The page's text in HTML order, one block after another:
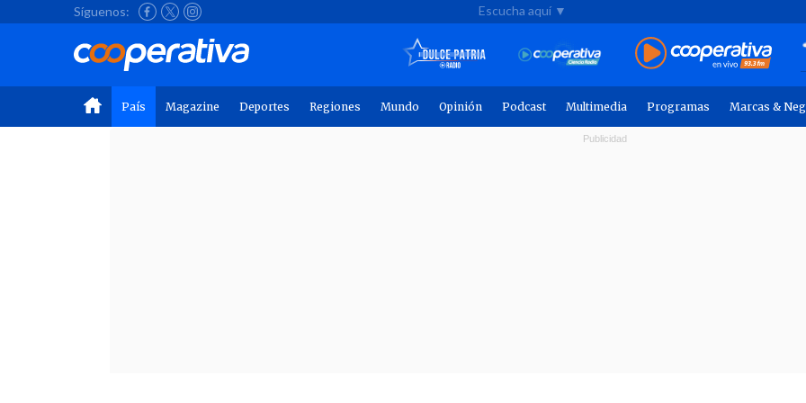
Síguenos: Escucha aquí ▼
País Magazine Deportes Regiones Mundo Opinión Podcast Multimedia Programas Marcas &